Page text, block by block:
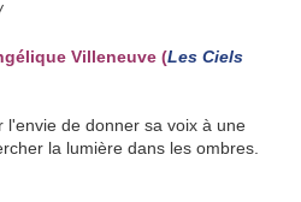
Villeneuve (Les Ciels
l'envie de donner sa voix à une
la lumière dans les ombres.